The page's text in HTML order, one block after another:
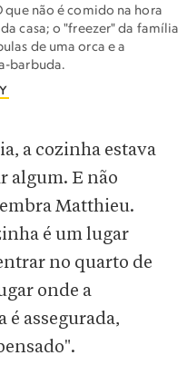
que não é comido na hora
casa; o "freezer" da família
de uma orca e a
barbuda.
a cozinha estava
algum. E não
Matthieu.
é um lugar
no quarto de
onde a
assegurada,